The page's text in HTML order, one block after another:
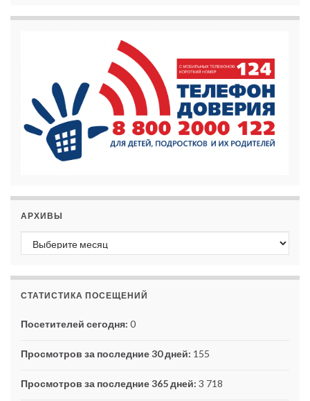
АРХИВЫ
Архивы
СТАТИСТИКА ПОСЕЩЕНИЙ
Посетителей сегодня: 0
Просмотров за последние 30 дней: 155
Просмотров за последние 365 дней: 3 718